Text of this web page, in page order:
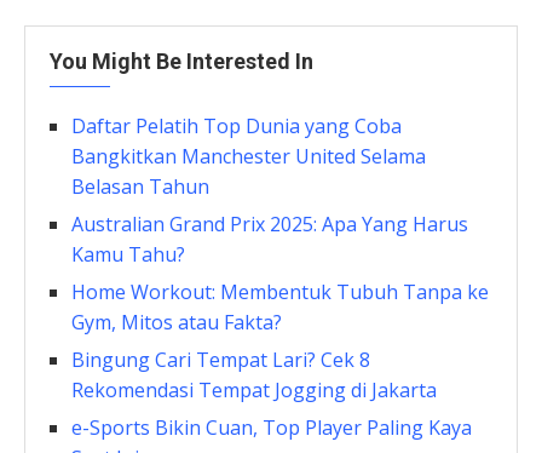
You Might Be Interested In
Daftar Pelatih Top Dunia yang Coba
Bangkitkan Manchester United Selama
Belasan Tahun
Australian Grand Prix 2025: Apa Yang Harus
Kamu Tahu?
Home Workout: Membentuk Tubuh Tanpa ke
Gym, Mitos atau Fakta?
Bingung Cari Tempat Lari? Cek 8
Rekomendasi Tempat Jogging di Jakarta
e-Sports Bikin Cuan, Top Player Paling Kaya